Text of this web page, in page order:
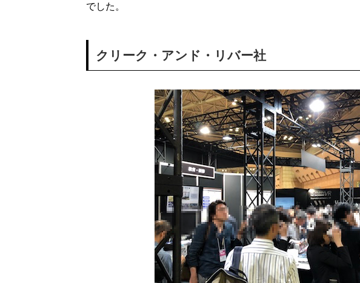
でした。
クリーク・アンド・リバー社